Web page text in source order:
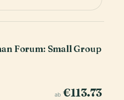
Forum: Small Group
ab €113.73